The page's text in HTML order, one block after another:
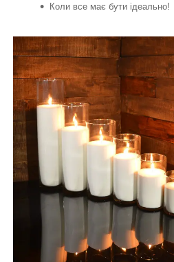
Коли все має бути ідеально!